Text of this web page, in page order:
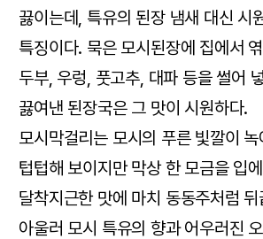
끓이는데, 특유의 된장 냄새 대신 시
특징이다. 묵은 모시된장에 집에서
두부, 우렁, 풋고추, 대파 등을 썰어
끓여낸 된장국은 그 맛이 시원하다.
모시막걸리는 모시의 푸른 빛깔이
텁텁해 보이지만 막상 한 모금을 입
달착지근한 맛에 마치 동동주처럼
아울러 모시 특유의 향과 어우러진